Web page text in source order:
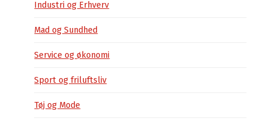
Industri og Erhverv
Mad og Sundhed
Service og økonomi
Sport og friluftsliv
Tøj og Mode